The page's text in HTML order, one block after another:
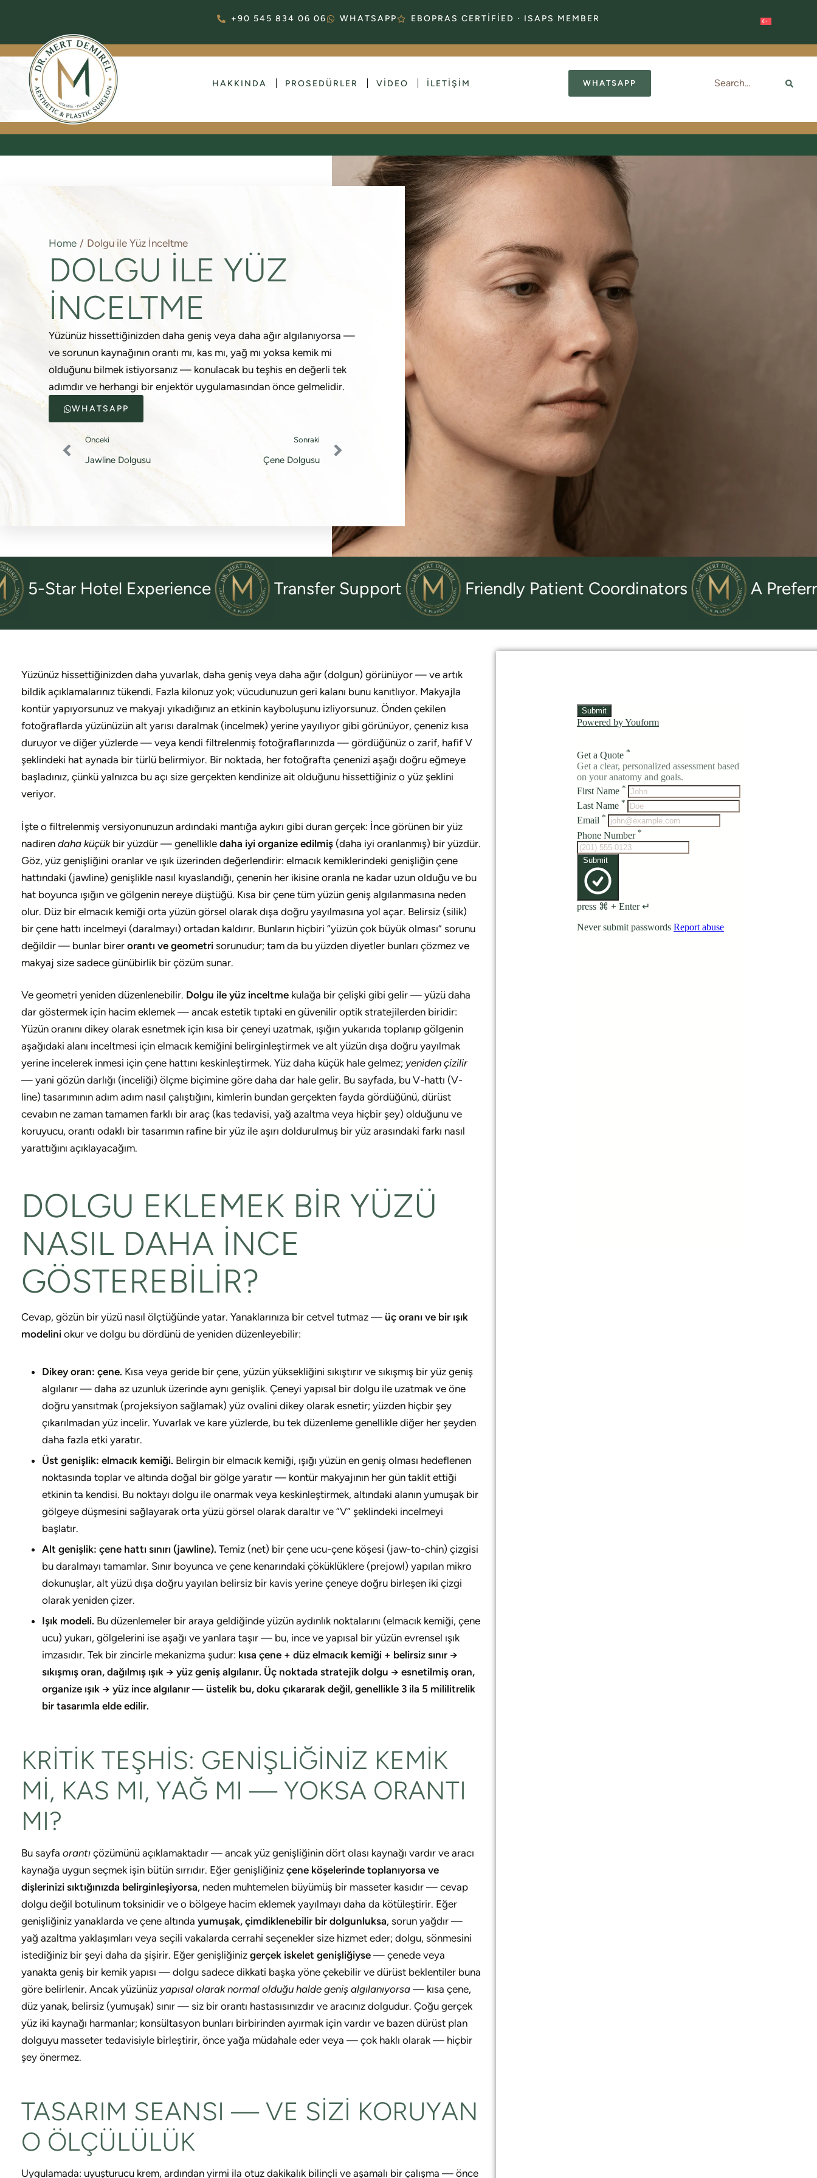
+90 545 834 06 06 WHATSAPP EBOPRAS CERTIFIED · ISAPS MEMBER
HAKKINDA PROSEDÜRLER VIDEO İLETIŞIM WHATSAPP
Home / Dolgu ile Yüz İnceltme
DOLGU ILE YÜZ
İNCELTME
Yüzünüz hissettiğinizden daha geniş veya daha ağır algılanıyorsa —
ve sorunun kaynağının orantı mı, kas mı, yağ mı yoksa kemik mi
olduğunu bilmek istiyorsanız — konulacak bu teşhis en değerli tek
adımdır ve herhangi bir enjektör uygulamasından önce gelmelidir.
WHATSAPP
Önceki
Jawline Dolgusu
Sonraki
Çene Dolgusu
Hotel Experience Transfer Support Friendly Patient Coordinators A Preferred
Yüzünüz hissettiğinizden daha yuvarlak, daha geniş veya daha ağır (dolgun) görünüyor — ve artık
bildik açıklamalarınız tükendi. Fazla kilonuz yok; vücudunuzun geri kalanı bunu kanıtlıyor. Makyajla
kontür yapıyorsunuz ve makyajı yıkadığınız an etkinin kayboluşunu izliyorsunuz. Önden çekilen
fotoğraflarda yüzünüzün alt yarısı daralmak (incelmek) yerine yayılıyor gibi görünüyor, çeneniz kısa
duruyor ve diğer yüzlerde — veya kendi filtrelenmiş fotoğraflarınızda — gördüğünüz o zarif, hafif V
şeklindeki hat aynada bir türlü belirmiyor. Bir noktada, her fotoğrafta çenenizi aşağı doğru eğmeye
başladınız, çünkü yalnızca bu açı size gerçekten kendinize ait olduğunu hissettiğiniz o yüz şeklini
veriyor.
İşte o filtrelenmiş versiyonunuzun ardındaki mantığa aykırı gibi duran gerçek: İnce görünen bir yüz
nadiren daha küçükbir yüzdür — genellikle daha iyi organize edilmiş (daha iyi oranlanmış) bir yüzdür.
Göz, yüz genişliğini oranlar ve ışık üzerinden değerlendirir: elmacık kemiklerindeki genişliğin çene
hattındaki (jawline) genişlikle nasıl kıyaslandığı, çenenin her ikisine oranla ne kadar uzun olduğu ve bu
hat boyunca ışığın ve gölgenin nereye düştüğü. Kısa bir çene tüm yüzün geniş algılanmasına neden
olur. Düz bir elmacık kemiği orta yüzün görsel olarak dışa doğru yayılmasına yol açar. Belirsiz (silik)
bir çene hattı incelmeyi (daralmayı) ortadan kaldırır. Bunların hiçbiri “yüzün çok büyük olması” sorunu
değildir — bunlar birer orantı ve geometri sorunudur; tam da bu yüzden diyetler bunları çözmez ve
makyaj size sadece günübirlik bir çözüm sunar.
Ve geometri yeniden düzenlenebilir. Dolgu ile yüz inceltme kulağa bir çelişki gibi gelir — yüzü daha
dar göstermek için hacim eklemek — ancak estetik tıptaki en güvenilir optik stratejilerden biridir:
Yüzün oranını dikey olarak esnetmek için kısa bir çeneyi uzatmak, ışığın yukarıda toplanıp gölgenin
aşağıdaki alanı inceltmesi için elmacık kemiğini belirginleştirmek ve alt yüzün dışa doğru yayılmak
yerine incelerek inmesi için çene hattını keskinleştirmek. Yüz daha küçük hale gelmez; yeniden çizilir
— yani gözün darlığı (inceliği) ölçme biçimine göre daha dar hale gelir. Bu sayfada, bu V-hattı (V-
line) tasarımının adım adım nasıl çalıştığını, kimlerin bundan gerçekten fayda gördüğünü, dürüst
cevabın ne zaman tamamen farklı bir araç (kas tedavisi, yağ azaltma veya hiçbir şey) olduğunu ve
koruyucu, orantı odaklı bir tasarımın rafine bir yüz ile aşırı doldurulmuş bir yüz arasındaki farkı nasıl
yarattığını açıklayacağım.
DOLGU EKLEMEK BIR YÜZÜ
NASIL DAHA İNCE
GÖSTEREBILIR?
Cevap, gözün bir yüzü nasıl ölçtüğünde yatar. Yanaklarınıza bir cetvel tutmaz — üç oranı ve bir ışık
modelini okur ve dolgu bu dördünü de yeniden düzenleyebilir:
Dikey oran: çene. Kısa veya geride bir çene, yüzün yüksekliğini sıkıştırır ve sıkışmış bir yüz geniş
algılanır — daha az uzunluk üzerinde aynı genişlik. Çeneyi yapısal bir dolgu ile uzatmak ve öne
doğru yansıtmak (projeksiyon sağlamak) yüz ovalini dikey olarak esnetir; yüzden hiçbir şey
çıkarılmadan yüz incelir. Yuvarlak ve kare yüzlerde, bu tek düzenleme genellikle diğer her şeyden
daha fazla etki yaratır.
Üst genişlik: elmacık kemiği. Belirgin bir elmacık kemiği, ışığı yüzün en geniş olması hedeflenen
noktasında toplar ve altında doğal bir gölge yaratır — kontür makyajının her gün taklit ettiği
etkinin ta kendisi. Bu noktayı dolgu ile onarmak veya keskinleştirmek, altındaki alanın yumuşak bir
gölgeye düşmesini sağlayarak orta yüzü görsel olarak daraltır ve “V” şeklindeki incelmeyi
başlatır.
Alt genişlik: çene hattı sınırı (jawline). Temiz (net) bir çene ucu-çene köşesi (jaw-to-chin) çizgisi
bu daralmayı tamamlar. Sınır boyunca ve çene kenarındaki çöküklüklere (prejowl) yapılan mikro
dokunuşlar, alt yüzü dışa doğru yayılan belirsiz bir kavis yerine çeneye doğru birleşen iki çizgi
olarak yeniden çizer.
Işık modeli. Bu düzenlemeler bir araya geldiğinde yüzün aydınlık noktalarını (elmacık kemiği, çene
ucu) yukarı, gölgelerini ise aşağı ve yanlara taşır — bu, ince ve yapısal bir yüzün evrensel ışık
imzasıdır. Tek bir zincirle mekanizma şudur: kısa çene + düz elmacık kemiği + belirsiz sınır →
sıkışmış oran, dağılmış ışık → yüz geniş algılanır. Üç noktada stratejik dolgu → esnetilmiş oran,
organize ışık → yüz ince algılanır — üstelik bu, doku çıkararak değil, genellikle 3 ila 5 mililitrelik
bir tasarımla elde edilir.
KRITIK TEŞHIS: GENIŞLIĞINIZ KEMIK
MI, KAS MI, YAĞ MI — YOKSA ORANTI
MI?
Bu sayfa orantı çözümünü açıklamaktadır — ancak yüz genişliğinin dört olası kaynağı vardır ve aracı
kaynağa uygun seçmek işin bütün sırrıdır. Eğer genişliğiniz çene köşelerinde toplanıyorsa ve
dişlerinizi sıktığınızda belirginleşiyorsa, neden muhtemelen büyümüş bir masseter kasıdır — cevap
dolgu değil botulinum toksinidir ve o bölgeye hacim eklemek yayılmayı daha da kötüleştirir. Eğer
genişliğiniz yanaklarda ve çene altında yumuşak, çimdiklenebilir bir dolgunluksa, sorun yağdır —
yağ azaltma yaklaşımları veya seçili vakalarda cerrahi seçenekler size hizmet eder; dolgu, sönmesini
istediğiniz bir şeyi daha da şişirir. Eğer genişliğiniz gerçek iskelet genişliğiyse — çenede veya
yanakta geniş bir kemik yapısı — dolgu sadece dikkati başka yöne çekebilir ve dürüst beklentiler buna
göre belirlenir. Ancak yüzünüz yapısal olarak normal olduğu halde geniş algılanıyorsa — kısa çene,
düz yanak, belirsiz (yumuşak) sınır — siz bir orantı hastasısınızdır ve aracınız dolgudur. Çoğu gerçek
yüz iki kaynağı harmanlar; konsültasyon bunları birbirinden ayırmak için vardır ve bazen dürüst plan
dolguyu masseter tedavisiyle birleştirir, önce yağa müdahale eder veya — çok haklı olarak — hiçbir
şey önermez.
TASARIM SEANSI — VE SIZI KORUYAN
O ÖLÇÜLÜLÜK
Uygulamada: uyuşturucu krem, ardından yirmi ila otuz dakikalık bilinçli ve aşamalı bir çalışma — önce